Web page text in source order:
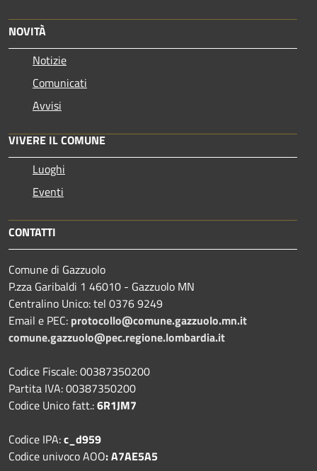
NOVITÀ
Notizie
Comunicati
Avvisi
VIVERE IL COMUNE
Luoghi
Eventi
CONTATTI
Comune di Gazzuolo
P.zza Garibaldi 1 46010 - Gazzuolo MN
Centralino Unico: tel 0376 9249
Email e PEC: protocollo@comune.gazzuolo.mn.it
comune.gazzuolo@pec.regione.lombardia.it
Codice Fiscale: 00387350200
Partita IVA: 00387350200
Codice Unico fatt.:6R1JM7
Codice IPA:c_d959
Codice univoco AOO: A7AE5A5